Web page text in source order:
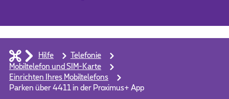
Hilfe
Telefonie
Mobiltelefon und SIM-Karte
Einrichten Ihres Mobiltelefons
Parken über 4411 in der Proximus+ App